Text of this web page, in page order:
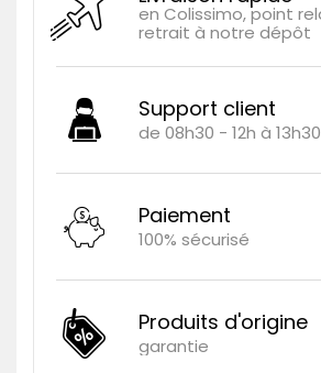
en Colissimo, point
retrait à notre dépôt
Support client
de 08h30 - 12h à
Paiement
100% sécurisé
Produits d'origine
garantie